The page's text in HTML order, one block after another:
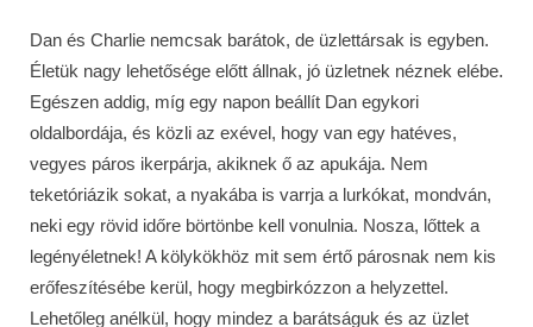
Dan és Charlie nemcsak barátok, de üzlettársak is egyben.
Életük nagy lehetősége előtt állnak, jó üzletnek néznek elébe.
Egészen addig, míg egy napon beállít Dan egykori
oldalbordája, és közli az exével, hogy van egy hatéves,
vegyes páros ikerpárja, akiknek ő az apukája. Nem
teketóriázik sokat, a nyakába is varrja a lurkókat, mondván,
neki egy rövid időre börtönbe kell vonulnia. Nosza, lőttek a
legényéletnek! A kölykökhöz mit sem értő párosnak nem kis
erőfeszítésébe kerül, hogy megbirkózzon a helyzettel.
Lehetőleg anélkül, hogy mindez a barátságuk és az üzlet